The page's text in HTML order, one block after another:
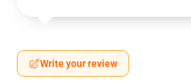
Write your review